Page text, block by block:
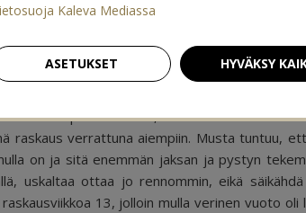
26+6)
peilin edessä, mua alkoi vaan
raskaus verrattuna aiempiin. Musta tuntuu,
on ja sitä enemmän jaksan ja pystyn
uskaltaa ottaa jo rennommin, eikä
13, jolloin mulla verinen vuoto
Kaleva Mediassa
ASETUKSET HYVÄKSY